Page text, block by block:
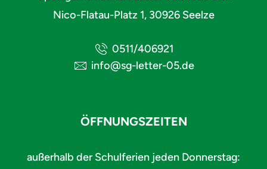
Nico-Flatau-Platz 1, 30926 Seelze
0511/406921
info@sg-letter-05.de
ÖFFNUNGSZEITEN
außerhalb der Schulferien jeden Donnerstag: